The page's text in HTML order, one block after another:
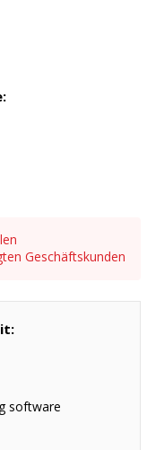
Geschäftskunden
software